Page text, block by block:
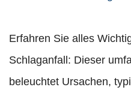
Erfahren Sie alles
Schlaganfall: Dieser
beleuchtet Ursachen,